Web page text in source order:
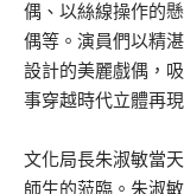
偶、以絲線操作的
偶等。演員們以精
設計的美麗戲偶，
事穿越時代立體再現
文化局長朱淑敏當
師生的蒞臨。朱淑